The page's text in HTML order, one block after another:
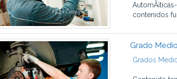
contenidos
Grado
Grados